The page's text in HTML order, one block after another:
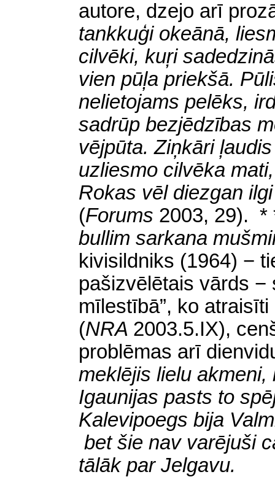
autore, dzejo arī
tankkuģi okeānā,
cilvēki, kuŗi
vien pūļa priekšā.
nelietojams pelēks,
sadrūp bezjēdzības
vējpūta. Ziņkāri
uzliesmo cilvēka
Rokas vēl diezgan
(Forums 2003, 29). *
bullim sarkana
kivisildniks (1964) −
pašizvēlētais vārds −
mīlestībā”, ko
(NRA 2003.5.IX),
problēmas arī
meklējis lielu
Igaunijas pasts to
Kalevipoegs bija
bet šie nav varējuši
tālāk par Jelgavu.